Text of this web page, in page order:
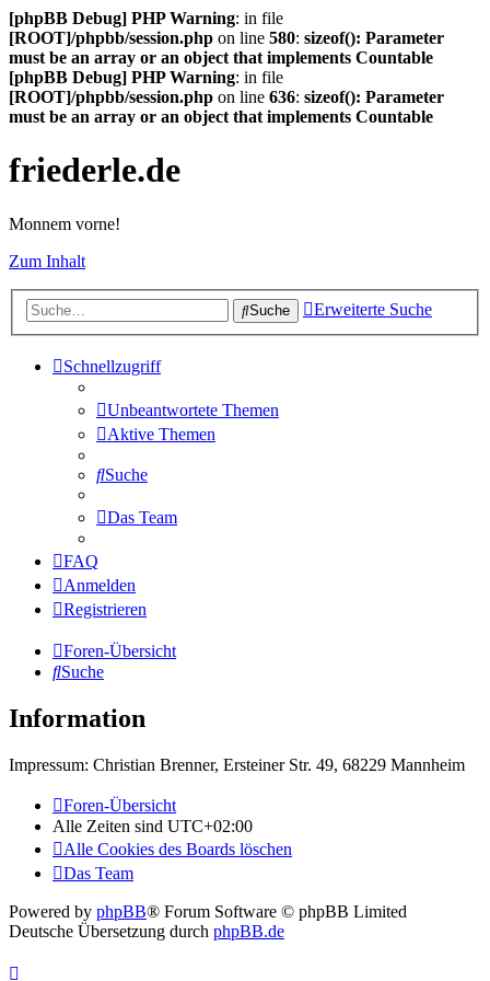
[phpBB Debug] PHP Warning: in file
[ROOT]/phpbb/session.php on line 580: sizeof(): Parameter
must be an array or an object that implements Countable
[phpBB Debug] PHP Warning: in file
[ROOT]/phpbb/session.php on line 636: sizeof(): Parameter
must be an array or an object that implements Countable
friederle.de
Monnem vorne!
Zum Inhalt
Suche Erweiterte Suche
Schnellzugriff
Unbeantwortete Themen
Aktive Themen
Suche
Das Team
FAQ
Anmelden
Registrieren
Foren-Übersicht
Suche
Information
Impressum: Christian Brenner, Ersteiner Str. 49, 68229 Mannheim
Foren-Übersicht
Alle Zeiten sind UTC+02:00
Alle Cookies des Boards löschen
Das Team
Powered by phpBB® Forum Software © phpBB Limited
Deutsche Übersetzung durch phpBB.de